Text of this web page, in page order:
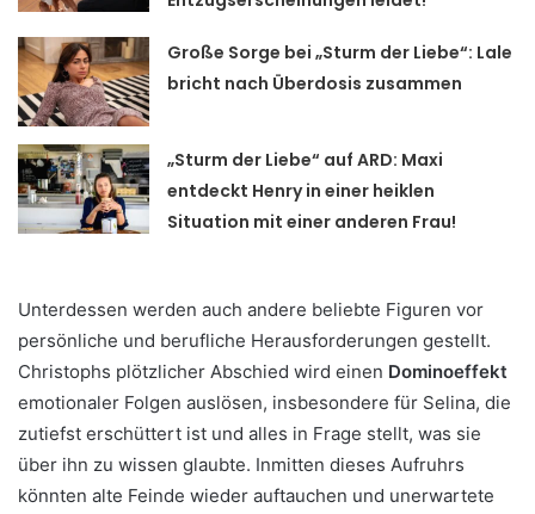
Große Sorge bei „Sturm der Liebe“: Lale
bricht nach Überdosis zusammen
„Sturm der Liebe“ auf ARD: Maxi
entdeckt Henry in einer heiklen
Situation mit einer anderen Frau!
Unterdessen werden auch andere beliebte Figuren vor
persönliche und berufliche Herausforderungen gestellt.
Christophs plötzlicher Abschied wird einen Dominoeffekt
emotionaler Folgen auslösen, insbesondere für Selina, die
zutiefst erschüttert ist und alles in Frage stellt, was sie
über ihn zu wissen glaubte. Inmitten dieses Aufruhrs
könnten alte Feinde wieder auftauchen und unerwartete